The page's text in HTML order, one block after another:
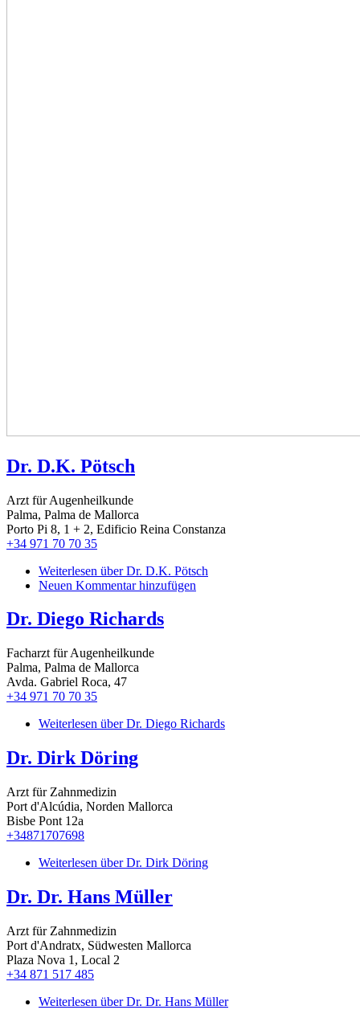
Dr. D.K. Pötsch
Arzt für Augenheilkunde
Palma, Palma de Mallorca
Porto Pi 8, 1 + 2, Edificio Reina Constanza
+34 971 70 70 35
Weiterlesen über Dr. D.K. Pötsch
Neuen Kommentar hinzufügen
Dr. Diego Richards
Facharzt für Augenheilkunde
Palma, Palma de Mallorca
Avda. Gabriel Roca, 47
+34 971 70 70 35
Weiterlesen über Dr. Diego Richards
Dr. Dirk Döring
Arzt für Zahnmedizin
Port d'Alcúdia, Norden Mallorca
Bisbe Pont 12a
+34871707698
Weiterlesen über Dr. Dirk Döring
Dr. Dr. Hans Müller
Arzt für Zahnmedizin
Port d'Andratx, Südwesten Mallorca
Plaza Nova 1, Local 2
+34 871 517 485
Weiterlesen über Dr. Dr. Hans Müller